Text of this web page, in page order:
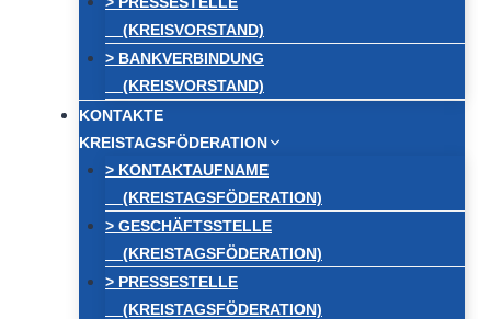
(KREISVORSTAND)
> BANKVERBINDUNG
(KREISVORSTAND)
KONTAKTE
KREISTAGSFÖDERATION
> KONTAKTAUFNAME
(KREISTAGSFÖDERATION)
> GESCHÄFTSSTELLE
(KREISTAGSFÖDERATION)
> PRESSESTELLE
(KREISTAGSFÖDERATION)